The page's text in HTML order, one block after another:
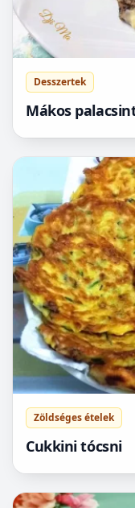
Desszertek
Mákos
Zöldséges ételek
Cukkini tócsni